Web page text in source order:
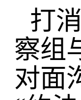
打
察组
对面